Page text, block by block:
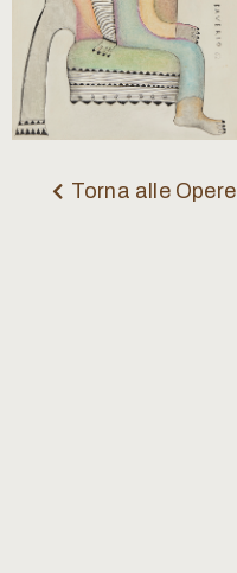
Torna alle Opere